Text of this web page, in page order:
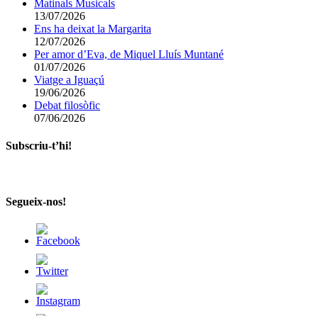
Matinals Musicals
13/07/2026
Ens ha deixat la Margarita
12/07/2026
Per amor d’Eva, de Miquel Lluís Muntané
01/07/2026
Viatge a Iguaçú
19/06/2026
Debat filosòfic
07/06/2026
Subscriu-t’hi!
Segueix-nos!